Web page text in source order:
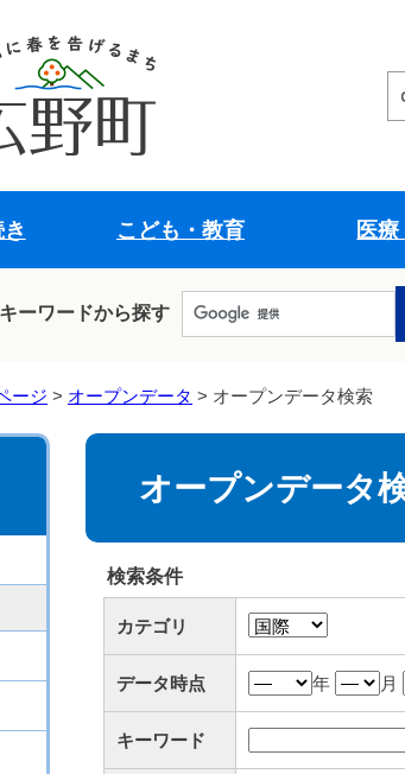
こども・教育 医
キーワードから探す
ージ > オープンデータ > オープンデータ検索
オープンデータ
検索条件
カテゴリ
データ時点 年 月
キーワード